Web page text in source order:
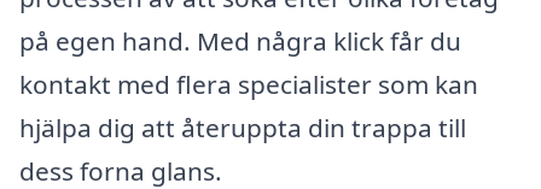
på egen hand. Med några klick får du
kontakt med flera specialister som kan
hjälpa dig att återuppta din trappa till
dess forna glans.